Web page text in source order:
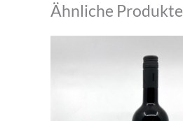
Ähnliche Produkte